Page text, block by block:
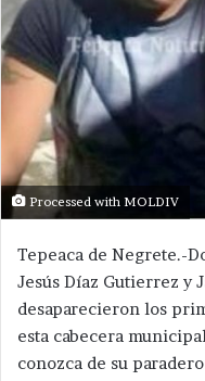
Processed with MOLDIV
Tepeaca de Negrete.-
Jesús Díaz Gutierrez y
desaparecieron los
esta cabecera
conozca de su